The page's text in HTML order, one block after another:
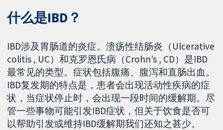
什么是IBD？
IBD涉及胃肠道的炎症。溃疡性结肠炎（Ulcerative
colitis , UC）和克罗恩氏病（Crohn’s , CD）是IBD
最常见的类型。症状包括腹痛、腹泻和直肠出血。
IBD复发期的特点是，患者会出现活动性疾病的症
状，当症状停止时，会出现一段时间的缓解期。尽
管一些事物可能引发IBD症状，但关于饮食是否可
以帮助引发或维持IBD缓解期我们还知之甚少。